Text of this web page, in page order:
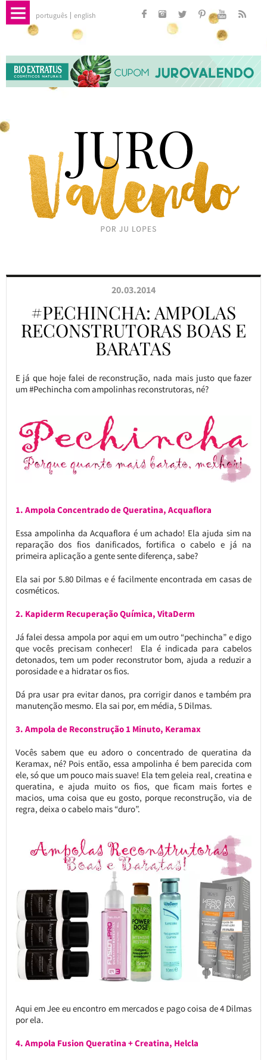
português english
20.03.2014
#PECHINCHA: AMPOLAS
RECONSTRUTORAS BOAS E
BARATAS
E já que hoje falei de reconstrução, nada mais justo que fazer
um #Pechincha com ampolinhas reconstrutoras, né?
1. Ampola Concentrado de Queratina, Acquaflora
Essa ampolinha da Acquaflora é um achado! Ela ajuda sim na
reparação dos fios danificados, fortifica o cabelo e já na
primeira aplicação a gente sente diferença, sabe?
Ela sai por 5.80 Dilmas e é facilmente encontrada em casas de
cosméticos.
2. Kapiderm Recuperação Química, VitaDerm
Já falei dessa ampola por aqui em um outro “pechincha” e digo
que vocês precisam conhecer! Ela é indicada para cabelos
detonados, tem um poder reconstrutor bom, ajuda a reduzir a
porosidade e a hidratar os fios.
Dá pra usar pra evitar danos, pra corrigir danos e também pra
manutenção mesmo. Ela sai por, em média, 5 Dilmas.
3. Ampola de Reconstrução 1 Minuto, Keramax
Vocês sabem que eu adoro o concentrado de queratina da
Keramax, né? Pois então, essa ampolinha é bem parecida com
ele, só que um pouco mais suave! Ela tem geleia real, creatina e
queratina, e ajuda muito os fios, que ficam mais fortes e
macios, uma coisa que eu gosto, porque reconstrução, via de
regra, deixa o cabelo mais “duro”.
Aqui em Jee eu encontro em mercados e pago coisa de 4 Dilmas
por ela.
4. Ampola Fusion Queratina + Creatina, Helcla